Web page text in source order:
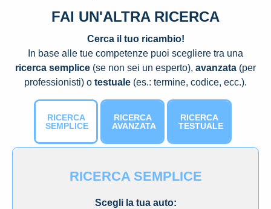
FAI UN'ALTRA RICERCA
Cerca il tuo ricambio!
In base alle tue competenze puoi scegliere tra una
ricerca semplice (se non sei un esperto), avanzata (per
professionisti) o testuale (es.: termine, codice, ecc.).
RICERCA
SEMPLICE
RICERCA
AVANZATA
RICERCA
TESTUALE
RICERCA SEMPLICE
Scegli la tua auto: